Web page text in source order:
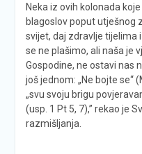
Neka iz ovih kolonada
blagoslov poput utješnog
svijet, daj zdravlje tijelima
se ne plašimo, ali naša je
Gospodine, ne ostavi nas
još jednom: „Ne bojte se“
„svu svoju brigu
(usp. 1 Pt 5, 7),” rekao je
razmišljanja.